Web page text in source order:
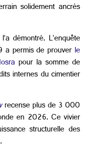
solidement ancrés
démontré. L’enquête
permis de prouver le
pour la somme de
internes du cimentier
recense plus de 3 000
en 2026. Ce vivier
structurelle des